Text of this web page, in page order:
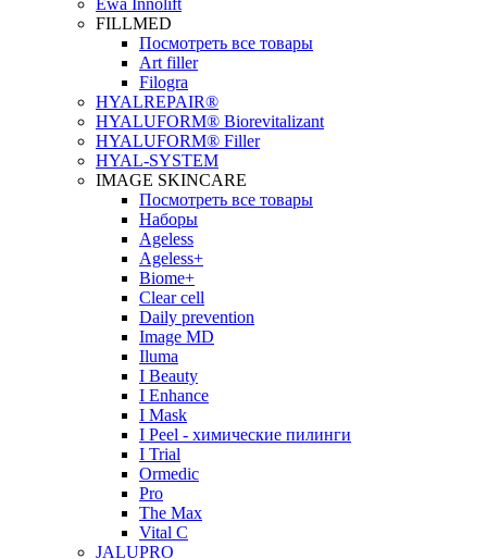
Ewa Innolift
FILLMED
Посмотреть все товары
Art filler
Filogra
НYALREPAIR®
HYALUFORM® Biorevitalizant
HYALUFORM® Filler
HYAL-SYSTEM
IMAGE SKINCARE
Посмотреть все товары
Наборы
Ageless
Ageless+
Biome+
Clear cell
Daily prevention
Image MD
Iluma
I Beauty
I Enhance
I Mask
I Peel - химические пилинги
I Trial
Ormedic
Pro
The Max
Vital C
JALUPRO